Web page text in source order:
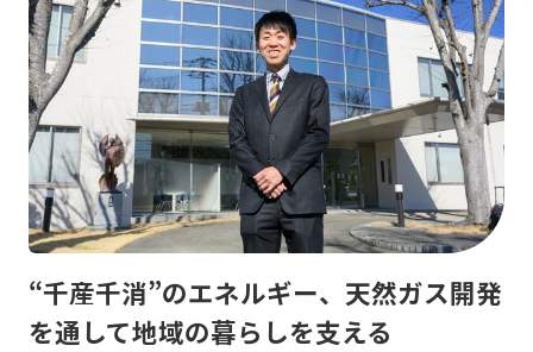
“千産千消”のエネルギー、天然ガス開発
を通して地域の暮らしを支える